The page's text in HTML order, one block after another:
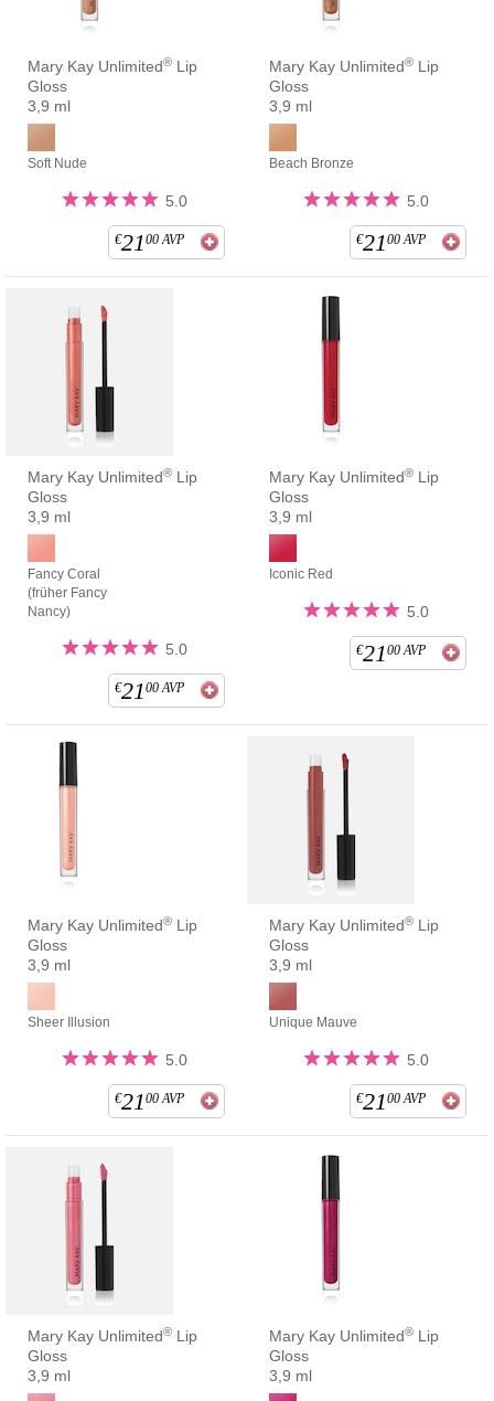
Mary Kay Unlimited® Lip
Gloss
3,9 ml
Soft Nude
5.0
€2100 AVP
Mary Kay Unlimited® Lip
Gloss
3,9 ml
Beach Bronze
5.0
€2100 AVP
Mary Kay Unlimited® Lip
Gloss
3,9 ml
Fancy Coral
(früher Fancy
Nancy)
5.0
€2100 AVP
Mary Kay Unlimited® Lip
Gloss
3,9 ml
Iconic Red
5.0
€2100 AVP
Mary Kay Unlimited® Lip
Gloss
3,9 ml
Sheer Illusion
5.0
€2100 AVP
Mary Kay Unlimited® Lip
Gloss
3,9 ml
Unique Mauve
5.0
€2100 AVP
Mary Kay Unlimited® Lip
Gloss
3,9 ml
Mary Kay Unlimited® Lip
Gloss
3,9 ml